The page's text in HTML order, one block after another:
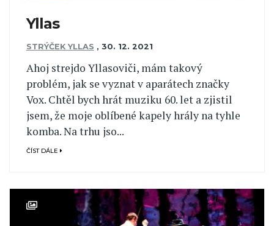
Yllas
STRÝČEK YLLAS , 30. 12. 2021
Ahoj strejdo Yllasoviči, mám takový
problém, jak se vyznat v aparátech značky
Vox. Chtěl bych hrát muziku 60. let a zjistil
jsem, že moje oblíbené kapely hrály na tyhle
komba. Na trhu jso...
ČÍST DÁLE